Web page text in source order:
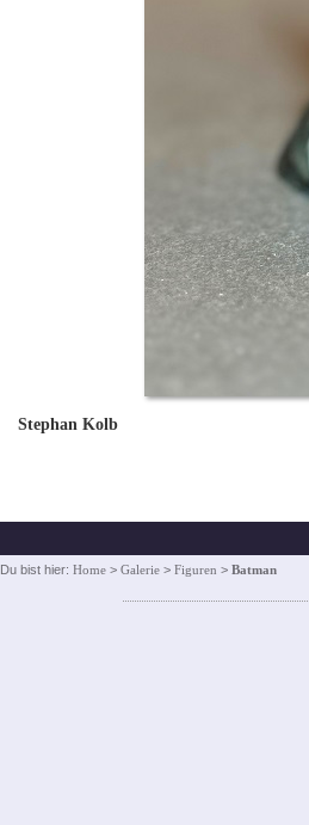
Stephan Kolb
Du bist hier: Home > Galerie > Figuren > Batman